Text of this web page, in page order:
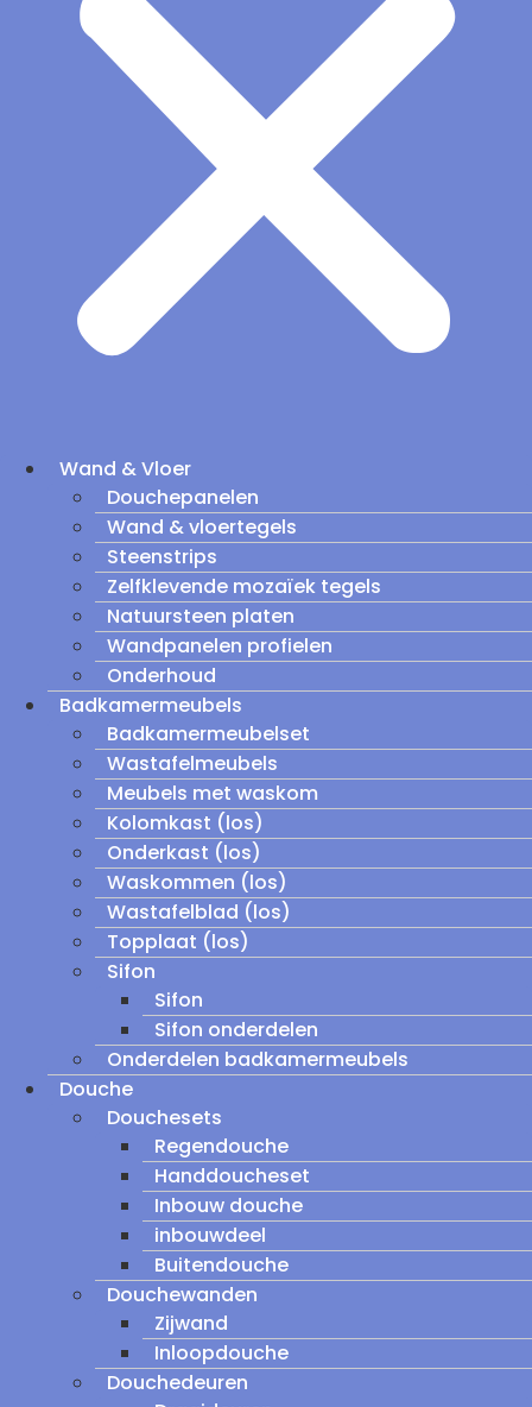
Wand & Vloer
Douchepanelen
Wand & vloertegels
Steenstrips
Zelfklevende mozaïek tegels
Natuursteen platen
Wandpanelen profielen
Onderhoud
Badkamermeubels
Badkamermeubelset
Wastafelmeubels
Meubels met waskom
Kolomkast (los)
Onderkast (los)
Waskommen (los)
Wastafelblad (los)
Topplaat (los)
Sifon
Sifon
Sifon onderdelen
Onderdelen badkamermeubels
Douche
Douchesets
Regendouche
Handdoucheset
Inbouw douche
inbouwdeel
Buitendouche
Douchewanden
Zijwand
Inloopdouche
Douchedeuren